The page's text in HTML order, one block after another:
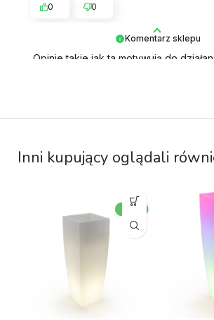
Komentarz sklepu
Opinie takie jak ta motywują do
0
0
Inni kupujący oglądali